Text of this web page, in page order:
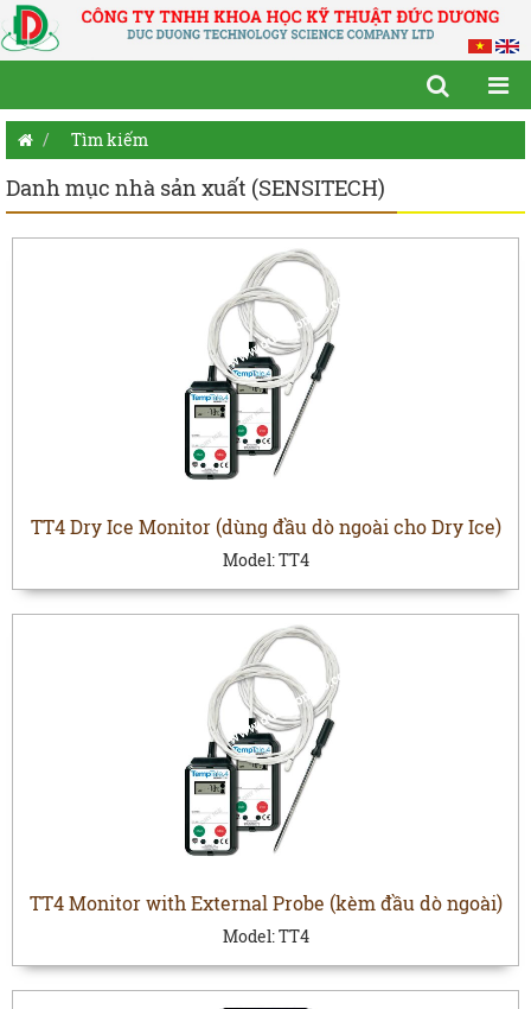
Tìm kiếm
Danh mục nhà sản xuất (SENSITECH)
TT4 Dry Ice Monitor (dùng đầu dò ngoài cho Dry Ice)
Model:TT4
TT4 Monitor with External Probe (kèm đầu dò ngoài)
Model:TT4